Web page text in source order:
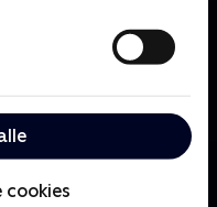
cookies
mellem en glad og
venner.